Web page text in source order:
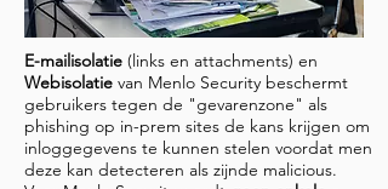
E-mailisolatie (links en attachments) en
Webisolatie van Menlo Security beschermt
gebruikers tegen de "gevarenzone" als
phishing op in-prem sites de kans krijgen om
inloggegevens te kunnen stelen voordat men
deze kan detecteren als zijnde malicious.